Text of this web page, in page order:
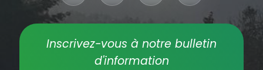
Inscrivez-vous à notre bulletin
d'information